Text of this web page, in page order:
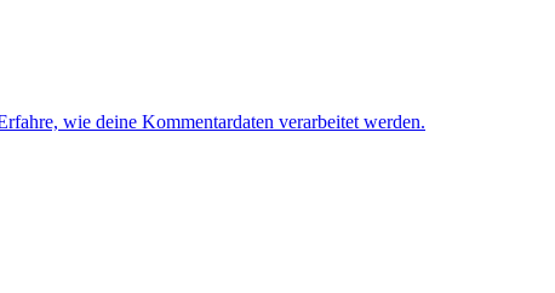
wie deine Kommentardaten verarbeitet werden.